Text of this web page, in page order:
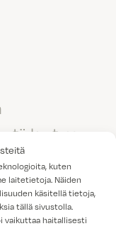
kuten
laitetietoja. Näiden
käsitellä tietoja,
tällä sivustolla.
vaikuttaa haitallisesti
kertova